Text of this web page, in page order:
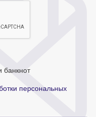
банкнот
персональных